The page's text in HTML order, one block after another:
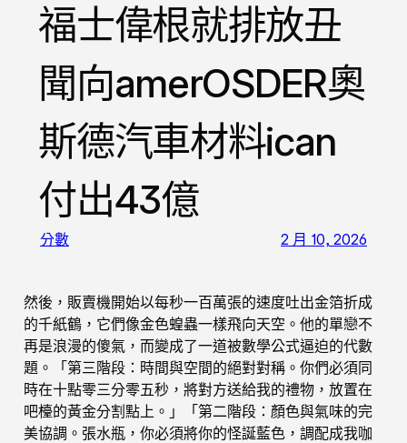
福士偉根就排放丑
聞向amerOSDER奧
斯德汽車材料ican
付出43億
分數 2 月 10, 2026
然後，販賣機開始以每秒一百萬張的速度吐出金箔折成
的千紙鶴，它們像金色蝗蟲一樣飛向天空。他的單戀不
再是浪漫的傻氣，而變成了一道被數學公式逼迫的代數
題。「第三階段：時間與空間的絕對對稱。你們必須同
時在十點零三分零五秒，將對方送給我的禮物，放置在
吧檯的黃金分割點上。」「第二階段：顏色與氣味的完
美協調。張水瓶，你必須將你的怪誕藍色，調配成我咖